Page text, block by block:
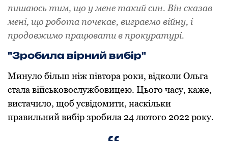
пишаюсь тим, що у мене такий син. Він сказав
мені, що робота почекає, виграємо війну, і
продовжимо працювати в прокуратурі.
"Зробила вірний вибір"
Минуло більш ніж півтора роки, відколи Ольга
стала військовослужбовицею. Цього часу, каже,
вистачило, щоб усвідомити, наскільки
правильний вибір зробила 24 лютого 2022 року.